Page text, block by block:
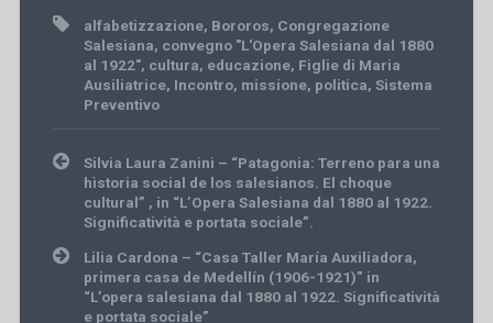
alfabetizzazione, Bororos, Congregazione
Salesiana, convegno "L'Opera Salesiana dal 1880
al 1922", cultura, educazione, Figlie di Maria
Ausiliatrice, Incontro, missione, politica, Sistema
Preventivo
Post
navigation
Silvia Laura Zanini – “Patagonia: Terreno para una
hìstoria social de los salesianos. El choque
cultural” , in “L’Opera Salesiana dal 1880 al 1922.
Significatività e portata sociale”.
Lilia Cardona – “Casa Taller María Auxiliadora,
primera casa de Medellín (1906-1921)” in
“L’opera salesiana dal 1880 al 1922. Significatività
e portata sociale”